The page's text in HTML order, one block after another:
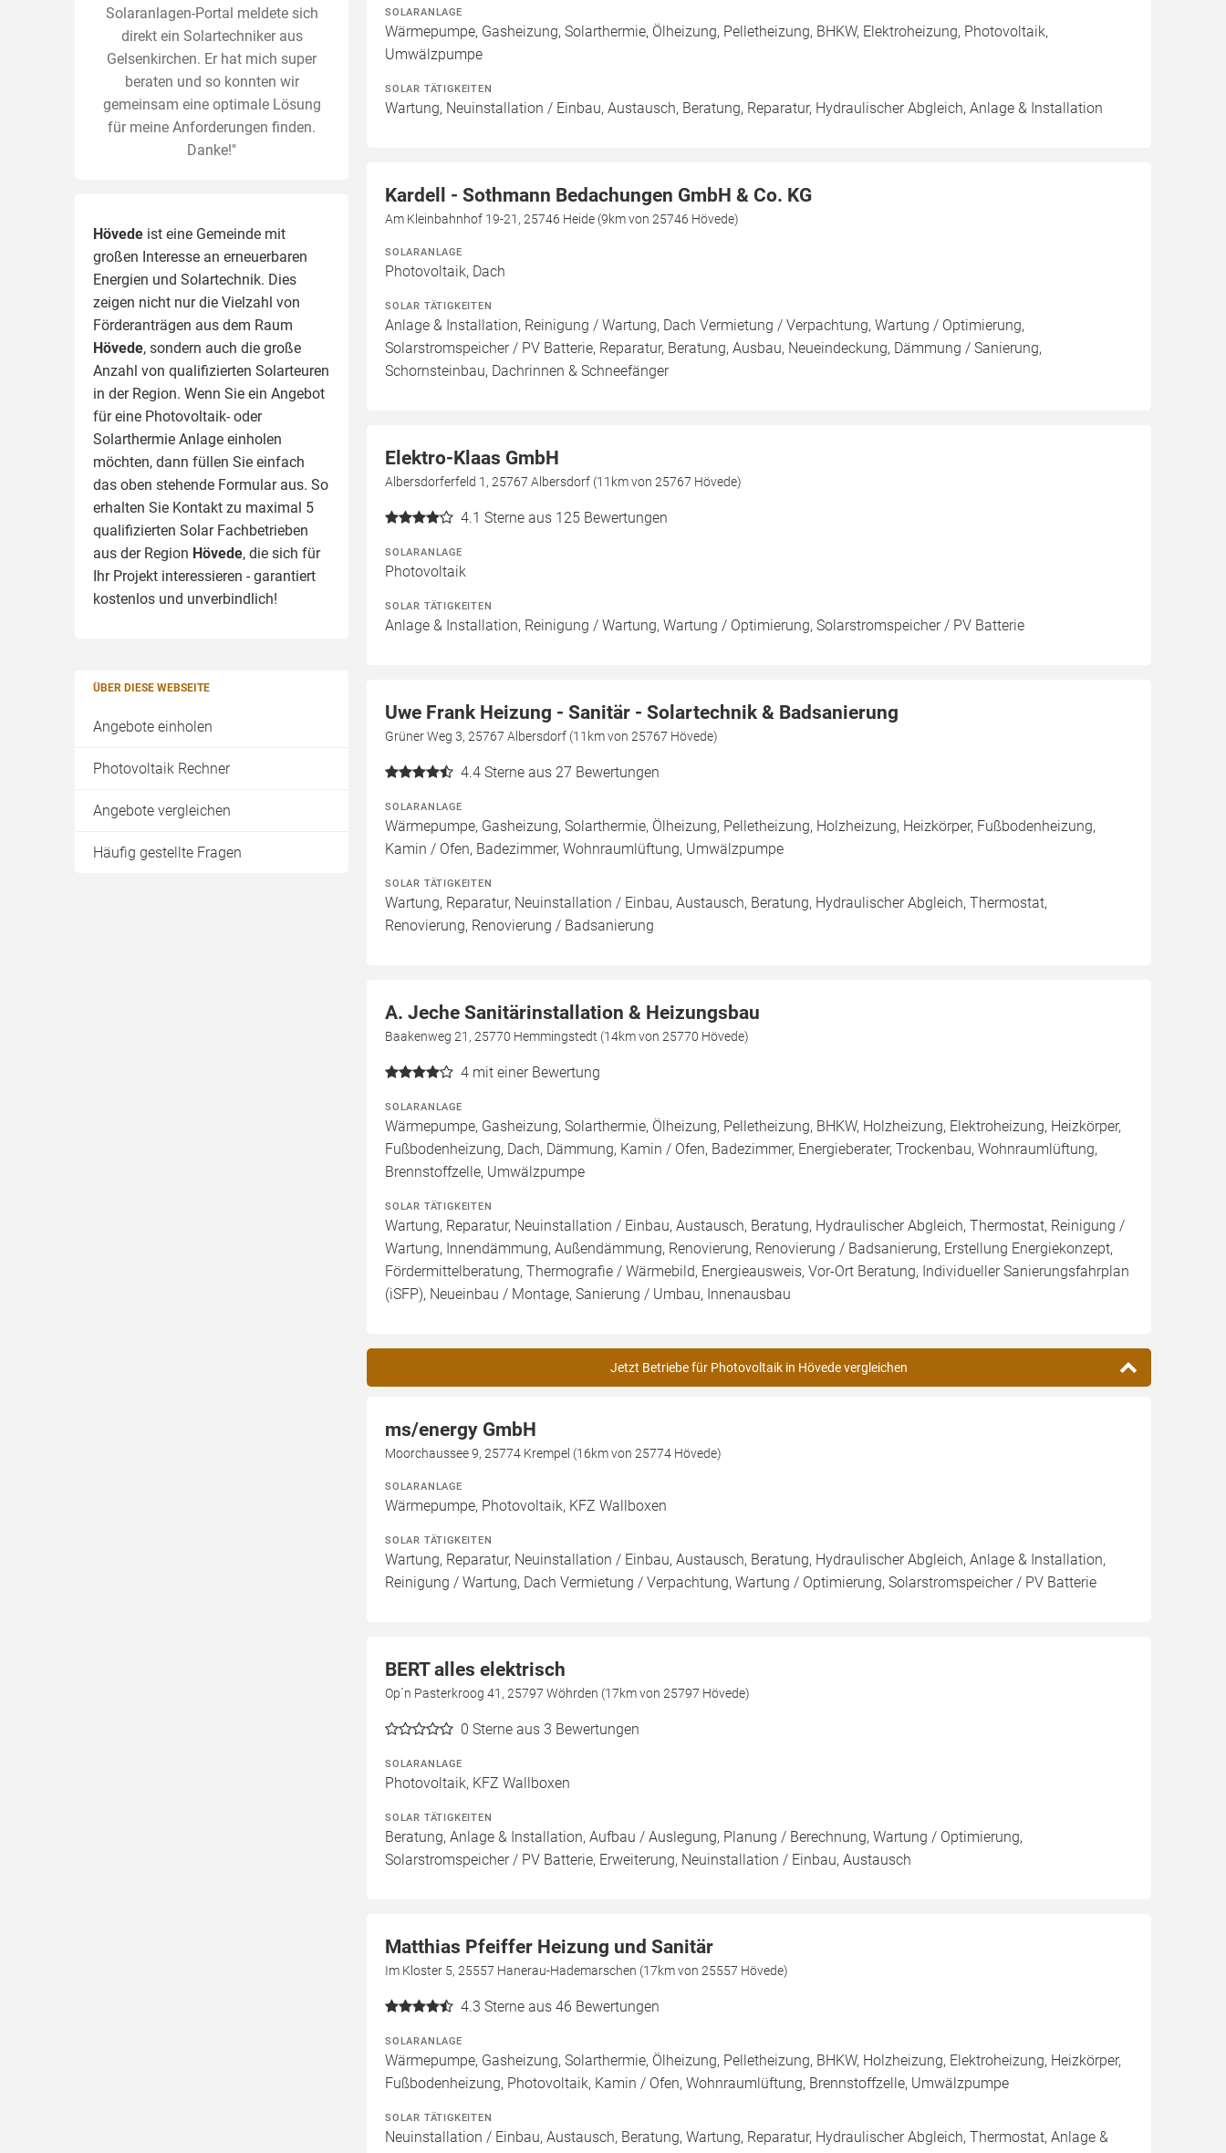
Solaranlagen-Portal meldete sich
direkt ein Solartechniker aus
Gelsenkirchen. Er hat mich super
beraten und so konnten wir
gemeinsam eine optimale Lösung
für meine Anforderungen finden.
Danke!"
Hövede ist eine Gemeinde mit
großen Interesse an erneuerbaren
Energien und Solartechnik. Dies
zeigen nicht nur die Vielzahl von
Förderanträgen aus dem Raum
Hövede, sondern auch die große
Anzahl von qualifizierten Solarteuren
in der Region. Wenn Sie ein Angebot
für eine Photovoltaik- oder
Solarthermie Anlage einholen
möchten, dann füllen Sie einfach
das oben stehende Formular aus. So
erhalten Sie Kontakt zu maximal 5
qualifizierten Solar Fachbetrieben
aus der Region Hövede, die sich für
Ihr Projekt interessieren - garantiert
kostenlos und unverbindlich!
ÜBER DIESE WEBSEITE
Angebote einholen
Photovoltaik Rechner
Angebote vergleichen
Häufig gestellte Fragen
SOLARANLAGE
Wärmepumpe, Gasheizung, Solarthermie, Ölheizung, Pelletheizung, BHKW, Elektroheizung, Photovoltaik,
Umwälzpumpe
SOLAR TÄTIGKEITEN
Wartung, Neuinstallation / Einbau, Austausch, Beratung, Reparatur, Hydraulischer Abgleich, Anlage & Installation
Kardell - Sothmann Bedachungen GmbH & Co. KG
Am Kleinbahnhof 19-21, 25746 Heide (9km von 25746 Hövede)
SOLARANLAGE
Photovoltaik, Dach
SOLAR TÄTIGKEITEN
Anlage & Installation, Reinigung / Wartung, Dach Vermietung / Verpachtung, Wartung / Optimierung,
Solarstromspeicher / PV Batterie, Reparatur, Beratung, Ausbau, Neueindeckung, Dämmung / Sanierung,
Schornsteinbau, Dachrinnen & Schneefänger
Elektro-Klaas GmbH
Albersdorferfeld 1, 25767 Albersdorf (11km von 25767 Hövede)
4.1 Sterne aus 125 Bewertungen
SOLARANLAGE
Photovoltaik
SOLAR TÄTIGKEITEN
Anlage & Installation, Reinigung / Wartung, Wartung / Optimierung, Solarstromspeicher / PV Batterie
Uwe Frank Heizung - Sanitär - Solartechnik & Badsanierung
Grüner Weg 3, 25767 Albersdorf (11km von 25767 Hövede)
4.4 Sterne aus 27 Bewertungen
SOLARANLAGE
Wärmepumpe, Gasheizung, Solarthermie, Ölheizung, Pelletheizung, Holzheizung, Heizkörper, Fußbodenheizung,
Kamin / Ofen, Badezimmer, Wohnraumlüftung, Umwälzpumpe
SOLAR TÄTIGKEITEN
Wartung, Reparatur, Neuinstallation / Einbau, Austausch, Beratung, Hydraulischer Abgleich, Thermostat,
Renovierung, Renovierung / Badsanierung
A. Jeche Sanitärinstallation & Heizungsbau
Baakenweg 21, 25770 Hemmingstedt (14km von 25770 Hövede)
4 mit einer Bewertung
SOLARANLAGE
Wärmepumpe, Gasheizung, Solarthermie, Ölheizung, Pelletheizung, BHKW, Holzheizung, Elektroheizung, Heizkörper,
Fußbodenheizung, Dach, Dämmung, Kamin / Ofen, Badezimmer, Energieberater, Trockenbau, Wohnraumlüftung,
Brennstoffzelle, Umwälzpumpe
SOLAR TÄTIGKEITEN
Wartung, Reparatur, Neuinstallation / Einbau, Austausch, Beratung, Hydraulischer Abgleich, Thermostat, Reinigung /
Wartung, Innendämmung, Außendämmung, Renovierung, Renovierung / Badsanierung, Erstellung Energiekonzept,
Fördermittelberatung, Thermografie / Wärmebild, Energieausweis, Vor-Ort Beratung, Individueller Sanierungsfahrplan
(iSFP), Neueinbau / Montage, Sanierung / Umbau, Innenausbau
Jetzt Betriebe für Photovoltaik in Hövede vergleichen
ms/energy GmbH
Moorchaussee 9, 25774 Krempel (16km von 25774 Hövede)
SOLARANLAGE
Wärmepumpe, Photovoltaik, KFZ Wallboxen
SOLAR TÄTIGKEITEN
Wartung, Reparatur, Neuinstallation / Einbau, Austausch, Beratung, Hydraulischer Abgleich, Anlage & Installation,
Reinigung / Wartung, Dach Vermietung / Verpachtung, Wartung / Optimierung, Solarstromspeicher / PV Batterie
BERT alles elektrisch
Op´n Pasterkroog 41, 25797 Wöhrden (17km von 25797 Hövede)
0 Sterne aus 3 Bewertungen
SOLARANLAGE
Photovoltaik, KFZ Wallboxen
SOLAR TÄTIGKEITEN
Beratung, Anlage & Installation, Aufbau / Auslegung, Planung / Berechnung, Wartung / Optimierung,
Solarstromspeicher / PV Batterie, Erweiterung, Neuinstallation / Einbau, Austausch
Matthias Pfeiffer Heizung und Sanitär
Im Kloster 5, 25557 Hanerau-Hademarschen (17km von 25557 Hövede)
4.3 Sterne aus 46 Bewertungen
SOLARANLAGE
Wärmepumpe, Gasheizung, Solarthermie, Ölheizung, Pelletheizung, BHKW, Holzheizung, Elektroheizung, Heizkörper,
Fußbodenheizung, Photovoltaik, Kamin / Ofen, Wohnraumlüftung, Brennstoffzelle, Umwälzpumpe
SOLAR TÄTIGKEITEN
Neuinstallation / Einbau, Austausch, Beratung, Wartung, Reparatur, Hydraulischer Abgleich, Thermostat, Anlage &